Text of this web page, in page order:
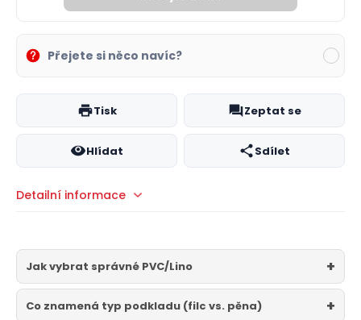
Přejete si něco navíc?
Tisk Zeptat se
Hlídat Sdílet
Detailní informace
Jak vybrat správné PVC/Lino
Co znamená typ podkladu (filc vs. pěna)